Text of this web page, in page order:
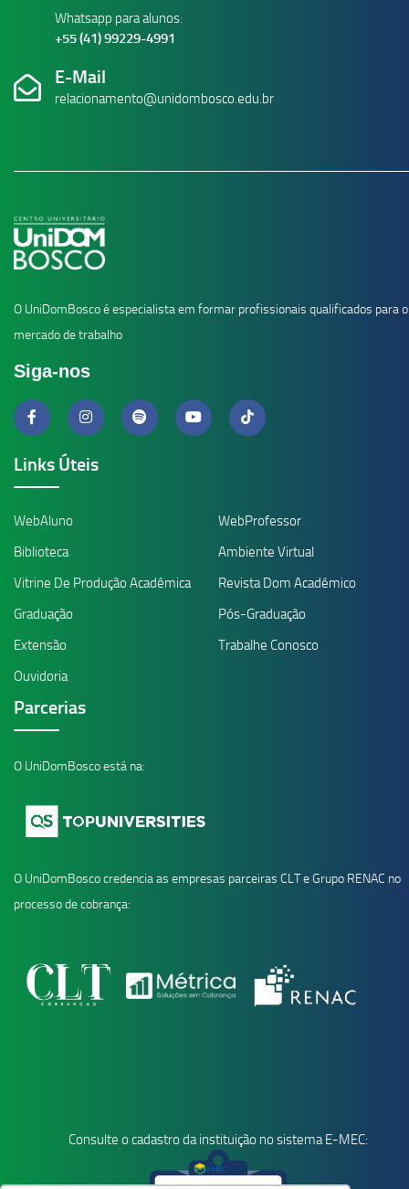
Whatsapp para alunos:
+55 (41) 99229-4991
E-Mail
relacionamento@unidombosco.edu.br
O UniDomBosco é especialista em formar profissionais qualificados para o
mercado de trabalho
Siga-nos
Links Úteis
WebAluno
WebProfessor
Biblioteca
Ambiente Virtual
Vitrine De Produção Acadêmica
Revista Dom Acadêmico
Graduação
Pós-Graduação
Extensão
Trabalhe Conosco
Ouvidoria
Parcerias
O UniDomBosco está na:
O UniDomBosco credencia as empresas parceiras CLT e Grupo RENAC no
processo de cobrança:
Consulte o cadastro da instituição no sistema E-MEC: